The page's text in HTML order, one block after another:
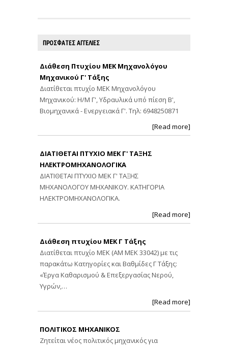
ΠΡΟΣΦΑΤΕΣ ΑΓΓΕΛΙΕΣ
Διάθεση Πτυχίου ΜΕΚ Μηχανολόγου
Μηχανικού Γ' Τάξης
Διατίθεται πτυχίο ΜΕΚ Μηχανολόγου
Μηχανικού: Η/Μ Γ', Υδραυλικά υπό πίεση Β',
Βιομηχανικά - Ενεργειακά Γ'. Τηλ: 6948250871
[Read more]
ΔΙΑΤΙΘΕΤΑΙ ΠΤΥΧΙΟ ΜΕΚ Γ' ΤΑΞΗΣ
ΗΛΕΚΤΡΟΜΗΧΑΝΟΛΟΓΙΚΑ
ΔΙΑΤΙΘΕΤΑΙ ΠΤΥΧΙΟ ΜΕΚ Γ' ΤΑΞΗΣ
ΜΗΧΑΝΟΛΟΓΟΥ ΜΗΧΑΝΙΚΟΥ. ΚΑΤΗΓΟΡΙΑ
ΗΛΕΚΤΡΟΜΗΧΑΝΟΛΟΓΙΚΑ.
[Read more]
Διάθεση πτυχίου ΜΕΚ Γ Τάξης
Διατίθεται πτυχίο ΜΕΚ (ΑΜ ΜΕΚ 33042) με τις
παρακάτω Κατηγορίες και Βαθμίδες Γ Τάξης:
«Έργα Καθαρισμού & Επεξεργασίας Νερού,
Υγρών,…
[Read more]
ΠΟΛΙΤΙΚΟΣ ΜΗΧΑΝΙΚΟΣ
Ζητείται νέος πολιτικός μηχανικός για